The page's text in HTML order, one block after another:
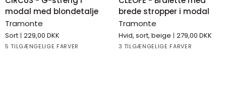
streng
i
modal
modal med blondetalje
Tramonte
Sort 229,00 DKK
5 TILGÆNGELIGE FARVER
WhiteBlackBeigeBlueGREY
-
med
brede
stropper
brede stropper i modal
Tramonte
Hvid, sort, beige 279,00 DKK
3 TILGÆNGELIGE FARVER
WhiteBlackBeige